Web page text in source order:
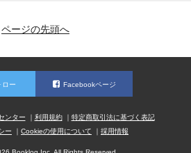
ページの先頭へ
ロー Facebookページ
ンター 利用規約
特定商取引法に基づく表記
ー
Cookieの使用について 採用情報